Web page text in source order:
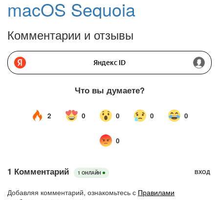
macOS Sequoia
Комментарии и отзывы